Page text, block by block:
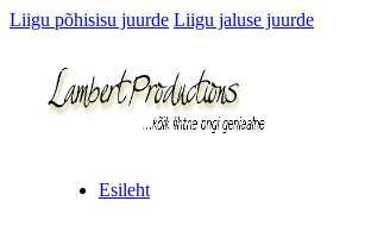
Liigu põhisisu juurde Liigu jaluse juurde
Esileht